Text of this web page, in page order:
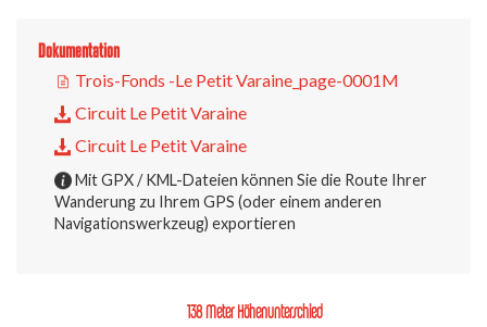
Dokumentation
Trois-Fonds -Le Petit Varaine_page-0001M
Circuit Le Petit Varaine
Circuit Le Petit Varaine
Mit GPX / KML-Dateien können Sie die Route Ihrer
Wanderung zu Ihrem GPS (oder einem anderen
Navigationswerkzeug) exportieren
138 Meter Höhenunterschied